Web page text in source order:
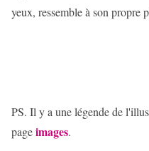
yeux, ressemble à son propre
PS. Il y a une légende de
pageimages.